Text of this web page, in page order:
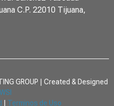
C.P. 22010 Tijuana,
GROUP | Created & Designed
WSI
Terminos de Uso